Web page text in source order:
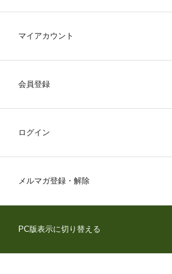
マイアカウント
会員登録
ログイン
メルマガ登録・解除
PC版表示に切り替える